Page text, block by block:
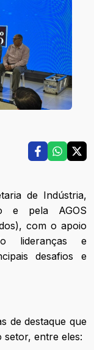
de Indústria,
e pela AGOS
com o apoio
lideranças e
desafios e
de destaque que
setor, entre eles: